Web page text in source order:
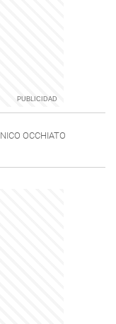
NICO OCCHIATO